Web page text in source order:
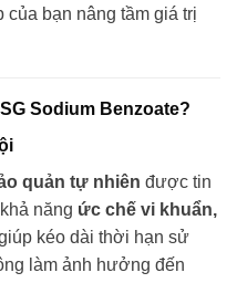
của bạn nâng tầm giá trị
Sodium Benzoate?
quản tự nhiên được tin
năng ức chế vi khuẩn,
kéo dài thời hạn sử
làm ảnh hưởng đến